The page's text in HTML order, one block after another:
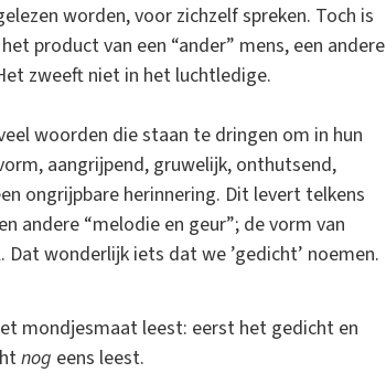
worden, voor zichzelf spreken. Toch is
product van een “ander” mens, een andere
zweeft niet in het luchtledige.
woorden die staan te dringen om in hun
aangrijpend, gruwelijk, onthutsend,
ongrijpbare herinnering. Dit levert telkens
andere “melodie en geur”; de vorm van
wonderlijk iets dat we ’gedicht’ noemen.
mondjesmaat leest: eerst het gedicht en
nog eens leest.